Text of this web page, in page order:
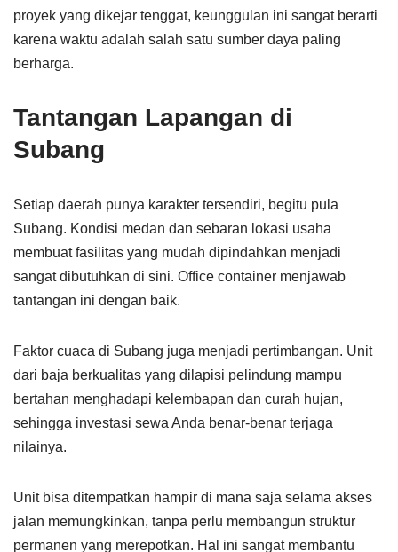
proyek yang dikejar tenggat, keunggulan ini sangat berarti
karena waktu adalah salah satu sumber daya paling
berharga.
Tantangan Lapangan di
Subang
Setiap daerah punya karakter tersendiri, begitu pula
Subang. Kondisi medan dan sebaran lokasi usaha
membuat fasilitas yang mudah dipindahkan menjadi
sangat dibutuhkan di sini. Office container menjawab
tantangan ini dengan baik.
Faktor cuaca di Subang juga menjadi pertimbangan. Unit
dari baja berkualitas yang dilapisi pelindung mampu
bertahan menghadapi kelembapan dan curah hujan,
sehingga investasi sewa Anda benar-benar terjaga
nilainya.
Unit bisa ditempatkan hampir di mana saja selama akses
jalan memungkinkan, tanpa perlu membangun struktur
permanen yang merepotkan. Hal ini sangat membantu